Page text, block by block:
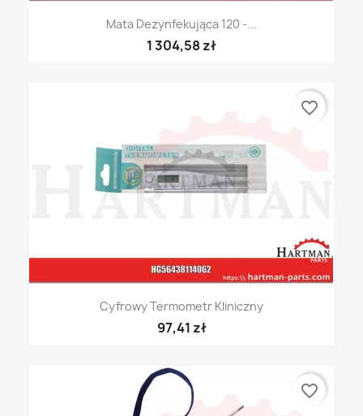
Mata Dezynfekująca 120 -...
1 304,58 zł
Cyfrowy Termometr Kliniczny
97,41 zł
favorite_border
favorite_border